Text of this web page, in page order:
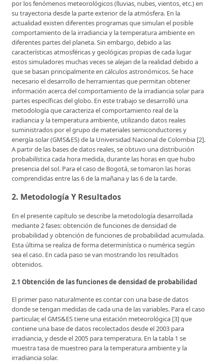
por los fenómenos meteorológicos (lluvias, nubes, vientos, etc.) en
su trayectoria desde la parte exterior de la atmósfera. En la
actualidad existen diferentes programas que simulan el posible
comportamiento de la irradiancia y la temperatura ambiente en
diferentes partes del planeta. Sin embargo, debido a las
características atmosféricas y geológicas propias de cada lugar
estos simuladores muchas veces se alejan de la realidad debido a
que se basan principalmente en cálculos astronómicos. Se hace
necesario el desarrollo de herramientas que permitan obtener
información acerca del comportamiento de la irradiancia solar para
partes específicas del globo. En este trabajo se desarrolló una
metodología que caracteriza el comportamiento real de la
iradiancia y la temperatura ambiente, utilizando datos reales
suministrados por el grupo de materiales semiconductores y
energía solar (GMS&ES) de la Universidad Nacional de Colombia [2].
A partir de las bases de datos reales, se obtuvo una distribución
probabilística cada hora medida, durante las horas en que hubo
presencia del sol. Para el caso de Bogotá, se tomaron las horas
comprendidas entre las 6 de la mañana y las 6 de la tarde.
2. Metodología Y Resultados
En el presente capítulo se describe la metodología desarrollada
mediante 2 fases: obtención de funciones de densidad de
probabilidad y obtención de funciones de probabilidad acumulada.
Esta última se realiza de forma determinística o numérica según
sea el caso. En cada paso se van mostrando los resultados
obtenidos.
2.1 Obtención de las funciones de densidad de probabilidad
El primer paso naturalmente es contar con una base de datos
donde se tengan medidas de cada una de las variables. Para el caso
particular, el GMS&ES tiene una estación meteorológica [3] que
contiene una base de datos recolectados desde el 2003 para
irradiancia, y desde el 2005 para temperatura. En la tabla 1 se
muestra tasa de muestreo para la temperatura ambiente y la
irradiancia solar.